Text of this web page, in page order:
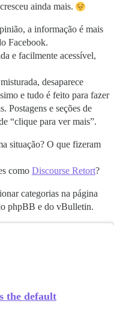
ainda mais.
a informação é mais
Facebook.
e facilmente acessível,
desaparece
e tudo é feito para fazer
Postagens e seções de
“clique para ver mais”.
situação? O que fizeram
como Discourse Retort?
categorias na página
phpBB e do vBulletin.
the default